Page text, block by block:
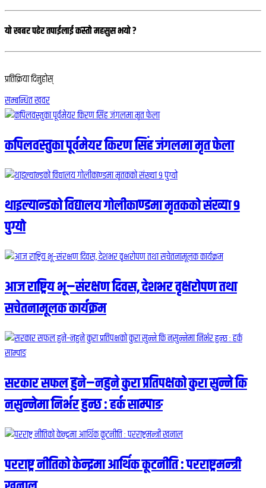
यो खबर पढेर तपाईलाई कस्तो महसुस भयो ?
प्रतिक्रिया दिनुहोस्
सम्बन्धित खवर
कपिलवस्तुका पूर्वमेयर किरण सिंह जंगलमा मृत फेला
थाइल्यान्डको विद्यालय गोलीकाण्डमा मृतकको संख्या ९
पुग्यो
आज राष्ट्रिय भू–संरक्षण दिवस, देशभर वृक्षरोपण तथा
सचेतनामूलक कार्यक्रम
सरकार सफल हुने–नहुने कुरा प्रतिपक्षको कुरा सुन्ने कि
नसुन्नेमा निर्भर हुन्छ : हर्क साम्पाङ
परराष्ट्र नीतिको केन्द्रमा आर्थिक कूटनीति : परराष्ट्रमन्त्री